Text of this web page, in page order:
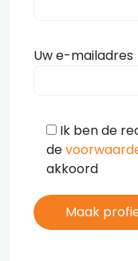
Uw e-mailadres
Ik ben de
de
akkoord